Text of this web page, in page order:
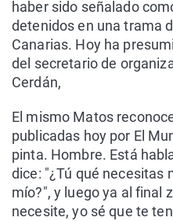
haber sido señalado
detenidos en una trama
Canarias. Hoy ha
del secretario de
Cerdán,
El mismo Matos
publicadas hoy por El
pinta. Hombre. Está
dice: "¿Tú qué necesitas
mío?", y luego ya al final
necesite, yo sé que te